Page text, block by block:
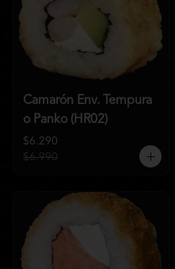
Camarón Env. Tempura
o Panko (HR02)
$6.290
$6.990